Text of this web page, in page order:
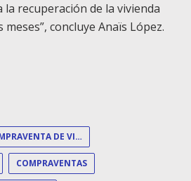
recuperación de la vivienda
concluye Anaïs López.
COMPRAVENTA DE VIVIENDAS
COMPRAVENTAS